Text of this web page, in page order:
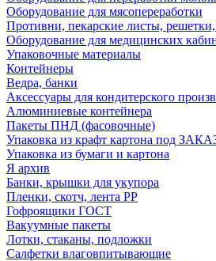
Оборудование для мясопереработки
Противни, пекарские листы,
Оборудование для медицинских
Упаковочные материалы
Контейнеры
Ведра, банки
Аксессуары для кондитерского
Алюминиевые контейнера
Пакеты ПНД (фасовочные)
Упаковка из крафт картона под
Упаковка из бумаги и картона
Я архив
Банки, крышки для укупора
Пленки, скотч, лента РР
Гофроящики ГОСТ
Вакуумные пакеты
Лотки, стаканы, подложки
Салфетки влаговпитывающие